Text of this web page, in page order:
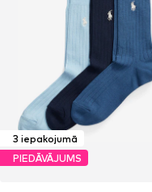
3 iepakojumā
PIEDĀVĀJUMS